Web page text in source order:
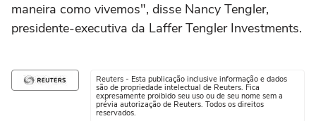
maneira como vivemos", disse Nancy Tengler,
presidente-executiva da Laffer Tengler Investments.
Reuters - Esta publicação inclusive informação e dados
são de propriedade intelectual de Reuters. Fica
expresamente proibido seu uso ou de seu nome sem a
prévia autorização de Reuters. Todos os direitos
reservados.